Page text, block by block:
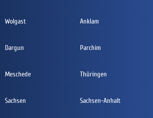
Wolgast Anklam
Dargun Parchim
Meschede Thüringen
Sachsen Sachsen-Anhalt